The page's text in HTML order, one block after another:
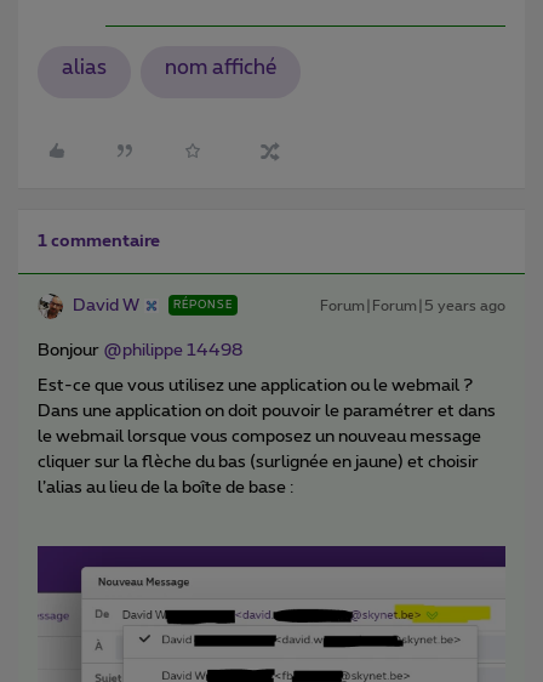
alias nom affiché
1 commentaire
David W RÉPONSE Forum|Forum|5 years ago
Bonjour @philippe 14498
Est-ce que vous utilisez une application ou le webmail ?
Dans une application on doit pouvoir le paramétrer et dans
le webmail lorsque vous composez un nouveau message
cliquer sur la flèche du bas (surlignée en jaune) et choisir
l’alias au lieu de la boîte de base :